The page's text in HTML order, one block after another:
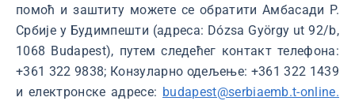
помоћ и заштиту можете се обратити Амбасади Р.
Србије у Будимпешти (адреса: Dózsa György ut 92/b,
1068 Budapest), путем следећег контакт телефона:
+361 322 9838; Конзуларно одељење: +361 322 1439
и електронске адресе: budapest@serbiaemb.t-online.